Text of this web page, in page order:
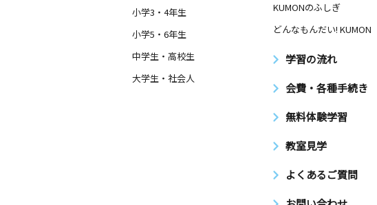
小学3・4年生
小学5・6年生
中学生・高校生
大学生・社会人
KUMONのふしぎ
どんなもんだい! KUMON
学習の流れ
会費・各種手続き
無料体験学習
教室見学
よくあるご質問